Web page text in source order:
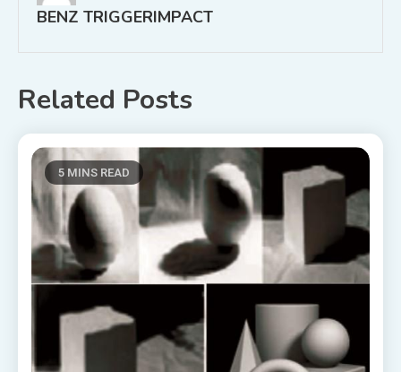
BENZ TRIGGERIMPACT
Related Posts
5 MINS READ